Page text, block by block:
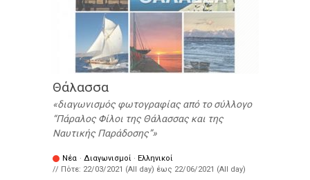
Θάλασσα
διαγωνισμός φωτογραφίας από το σύλλογο
“Πάραλος Φίλοι της Θάλασσας και της
Ναυτικής Παράδοσης”
Νέα · Διαγωνισμοί · Ελληνικοί
// Πότε: 22/03/2021 (All day) έως 22/06/2021 (All day)